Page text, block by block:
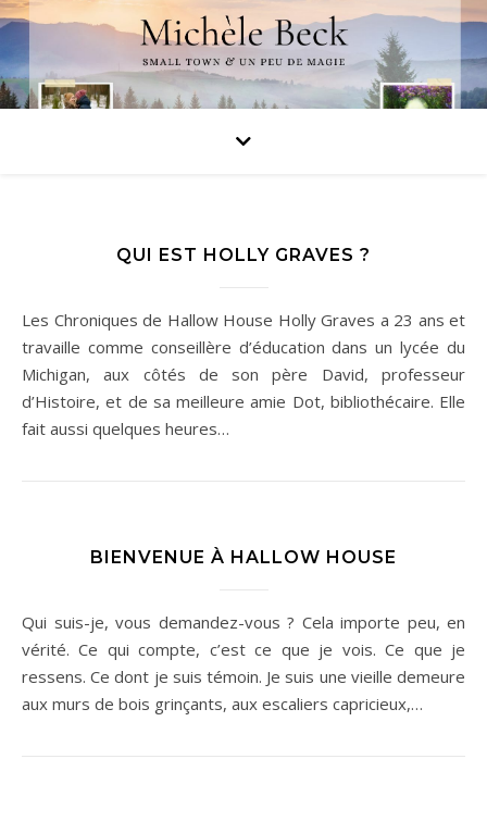
QUI EST HOLLY GRAVES ?
Les Chroniques de Hallow House Holly Graves a 23 ans et
travaille comme conseillère d’éducation dans un lycée du
Michigan, aux côtés de son père David, professeur
d’Histoire, et de sa meilleure amie Dot, bibliothécaire. Elle
fait aussi quelques heures…
BIENVENUE À HALLOW HOUSE
Qui suis-je, vous demandez-vous ? Cela importe peu, en
vérité. Ce qui compte, c’est ce que je vois. Ce que je
ressens. Ce dont je suis témoin. Je suis une vieille demeure
aux murs de bois grinçants, aux escaliers capricieux,…